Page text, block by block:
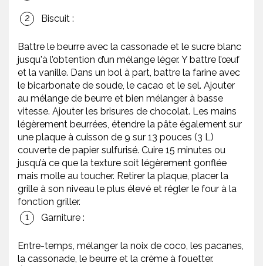
Biscuit :
Battre le beurre avec la cassonade et le sucre blanc
jusqu'à l’obtention d’un mélange léger. Y battre l’œuf
et la vanille. Dans un bol à part, battre la farine avec
le bicarbonate de soude, le cacao et le sel. Ajouter
au mélange de beurre et bien mélanger à basse
vitesse. Ajouter les brisures de chocolat. Les mains
légèrement beurrées, étendre la pâte également sur
une plaque à cuisson de 9 sur 13 pouces (3 L)
couverte de papier sulfurisé. Cuire 15 minutes ou
jusqu’à ce que la texture soit légèrement gonflée
mais molle au toucher. Retirer la plaque, placer la
grille à son niveau le plus élevé et régler le four à la
fonction griller.
Garniture :
Entre-temps, mélanger la noix de coco, les pacanes,
la cassonade, le beurre et la crème à fouetter.